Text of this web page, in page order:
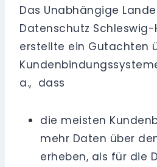
Das Unabhängige
Datenschutz Schleswig-
erstellte ein Gutachten
a., dass
die meisten
mehr Daten über
erheben, als für die